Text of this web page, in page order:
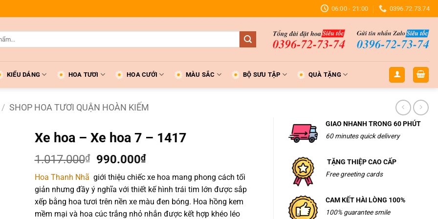
06:00 - 21:00 0396.72.73.74
KIỂU DÁNG HOA TƯƠI HOA CƯỚI MÀU SẮC BỘ SƯU TẬP QUÀ TẶNG
/ SHOP HOA TƯƠI QUẬN HOÀN KIẾM
GIAO NHANH TRONG 60 PHÚT
60 minutes quick delivery
TẶNG THIỆP CAO CẤP
Free greeting cards
CAM KẾT HÀI LÒNG 100%
100% guarantee smile
Xe hoa – Xe hoa 7 – 1417
1.017.000₫
Giá
là:
1.017.000₫.
990.000₫Giá
tại
là:
990.000₫.
Hoa Thanh Nhã giới thiệu chiếc xe hoa mang phong cách tối
giản nhưng đầy ý nghĩa với thiết kế hình trái tim lớn được sắp
xếp bằng hoa tươi trên nền xe màu đen bóng. Hoa hồng kem
mềm mại và hoa cúc trắng nhỏ nhắn được kết hợp khéo léo